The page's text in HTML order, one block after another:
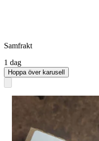
Samfrakt
1 dag
Hoppa över karusell